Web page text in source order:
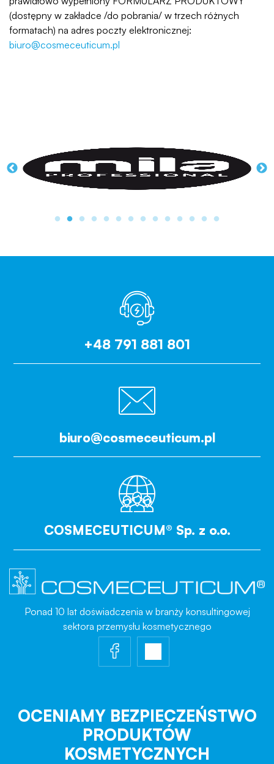
(dostępny w zakładce /do pobrania/ w trzech różnych
formatach) na adres poczty elektronicznej:
biuro@cosmeceuticum.pl
+48 791 881 801
biuro@cosmeceuticum.pl
COSMECEUTICUM® Sp. z o.o.
Ponad 10 lat doświadczenia w branży konsultingowej
sektora przemysłu kosmetycznego
OCENIAMY BEZPIECZEŃSTWO
PRODUKTÓW
KOSMETYCZNYCH